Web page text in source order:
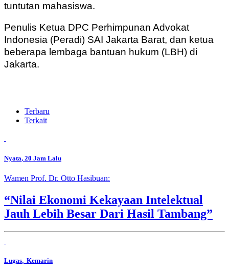
tuntutan mahasiswa.
Penulis Ketua DPC Perhimpunan Advokat
Indonesia (Peradi) SAI Jakarta Barat, dan ketua
beberapa lembaga bantuan hukum (LBH) di
Jakarta.
Terbaru
Terkait
Nyata, 20 Jam Lalu
Wamen Prof. Dr. Otto Hasibuan:
“Nilai Ekonomi Kekayaan Intelektual
Jauh Lebih Besar Dari Hasil Tambang”
Lugas, Kemarin